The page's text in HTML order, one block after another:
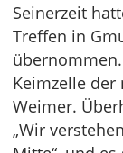
Seinerzeit
Treffen in
Keimzelle der
Weimer.
„Wir